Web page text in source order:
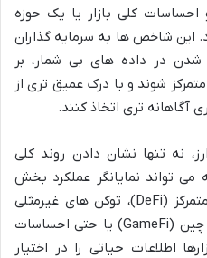
احساسات کلی بازار یا یک حوزه
این شاخص ها به سرمایه گذاران
در داده های بی شمار، بر
شوند و با درک عمیق تری از
آگاهانه تری اتخاذ کنند.
نه تنها نشان دادن روند کلی
می تواند نمایانگر عملکرد بخش
های خاصی مانند امور مالی غیرمتمرکز (DeFi)، توکن های غیرمثلی
(NFT)، بازی های مبتنی بر بلاک چین (GameFi) یا حتی احساسات
اطلاعات حیاتی را در اختیار